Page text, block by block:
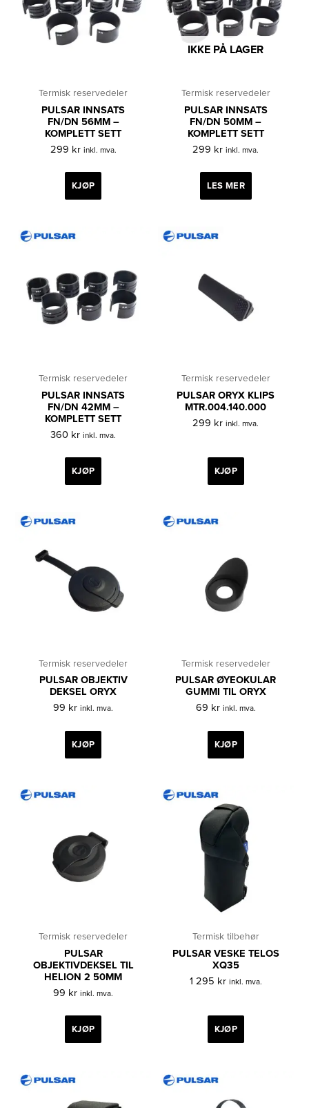
Termisk reservedeler
PULSAR INNSATS
FN/DN 56MM –
KOMPLETT SETT
299 kr inkl. mva.
KJØP
IKKE PÅ LAGER
Termisk reservedeler
PULSAR INNSATS
FN/DN 50MM –
KOMPLETT SETT
299 kr inkl. mva.
LES MER
Termisk reservedeler
PULSAR INNSATS
FN/DN 42MM –
KOMPLETT SETT
360 kr inkl. mva.
KJØP
Termisk reservedeler
PULSAR ORYX KLIPS
MTR.004.140.000
299 kr inkl. mva.
KJØP
Termisk reservedeler
PULSAR OBJEKTIV
DEKSEL ORYX
99 kr inkl. mva.
KJØP
Termisk reservedeler
PULSAR ØYEOKULAR
GUMMI TIL ORYX
69 kr inkl. mva.
KJØP
Termisk reservedeler
PULSAR
OBJEKTIVDEKSEL TIL
HELION 2 50MM
99 kr inkl. mva.
KJØP
Termisk tilbehør
PULSAR VESKE TELOS
XQ35
1 295 kr inkl. mva.
KJØP